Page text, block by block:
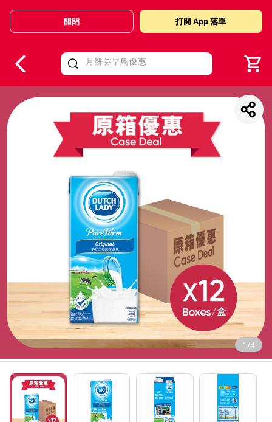
Valid Until 30 June 2026
關閉 打開 App 落單
1/4